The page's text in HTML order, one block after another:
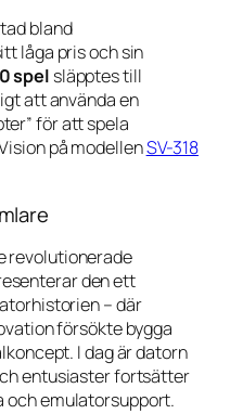
bland
låga pris och sin
spel släpptes till
att använda en
för att spela
på modellenSV-318
revolutionerade
den ett
– där
försökte bygga
I dag är datorn
entusiaster fortsätter
och emulatorsupport.